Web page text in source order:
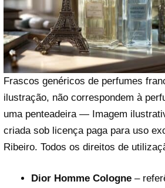
Frascos genéricos de perfumes
ilustração, não correspondem à
uma penteadeira — Imagem
criada sob licença paga para uso
Ribeiro. Todos os direitos de
Dior Homme Cologne–